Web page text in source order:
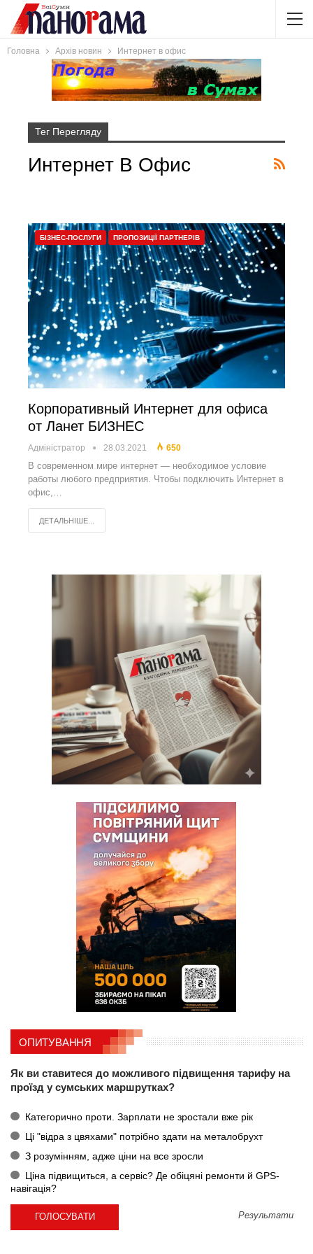
Головна Архів новин Интернет в офис
Тег Перегляду
Интернет В Офис
БІЗНЕС-ПОСЛУГИ ПРОПОЗИЦІЇ ПАРТНЕРІВ
Корпоративный Интернет для офиса
от Ланет БИЗНЕС
Адміністратор 28.03.2021 650
В современном мире интернет — необходимое условие
работы любого предприятия. Чтобы подключить Интернет в
офис,…
ДЕТАЛЬНІШЕ...
ОПИТУВАННЯ
Як ви ставитеся до можливого підвищення тарифу на
проїзд у сумських маршрутках?
Категорично проти. Зарплати не зростали вже рік
Ці "відра з цвяхами" потрібно здати на металобрухт
З розумінням, адже ціни на все зросли
Ціна підвищиться, а сервіс? Де обіцяні ремонти й GPS-
навігація?
Результати